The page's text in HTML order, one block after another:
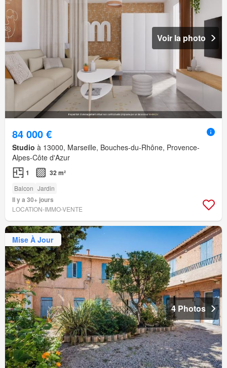
Voir la photo
84 000 €
Studio à 13000, Marseille, Bouches-du-Rhône, Provence-
Alpes-Côte d'Azur
1 32 m²
Balcon Jardin
Il y a 30+ jours
LOCATION-IMMO-VENTE
Mise À Jour
4 Photos